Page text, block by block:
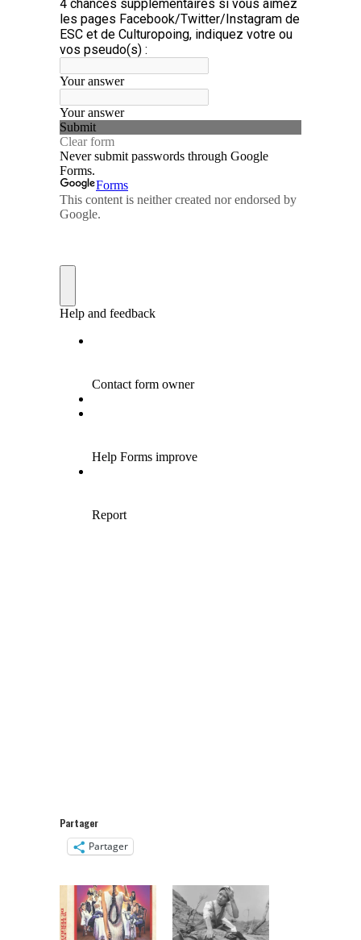
Partager
Partager